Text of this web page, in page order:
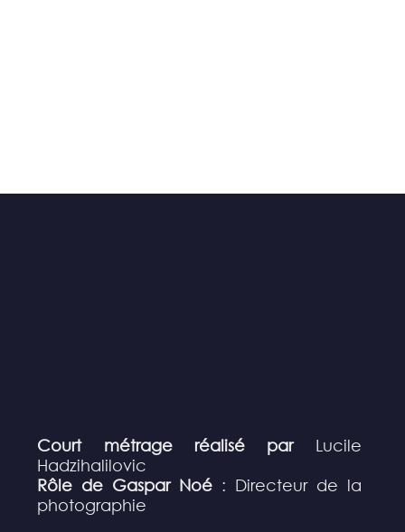
Court métrage réalisé par Lucile
Hadzihalilovic
Rôle de Gaspar Noé : Directeur de la
photographie